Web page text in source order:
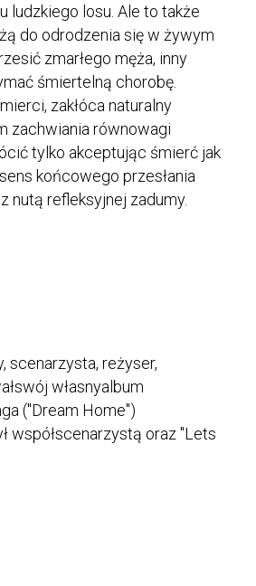
ludzkiego losu. Ale to także
do odrodzenia się w żywym
zmarłego męża, inny
śmiertelną chorobę.
zakłóca naturalny
zachwiania równowagi
tylko akceptując śmierć jak
końcowego przesłania
nutą refleksyjnej zadumy.
scenarzysta, reżyser,
własnyalbum
("Dream Home")
współscenarzystą oraz "Lets